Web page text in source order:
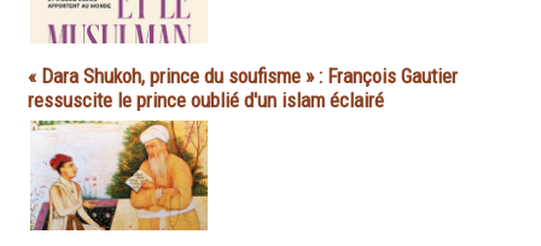
« Dara Shukoh, prince du soufisme » : François Gautier
ressuscite le prince oublié d'un islam éclairé